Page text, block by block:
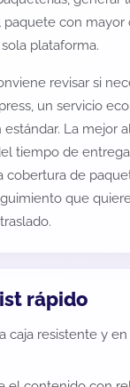
paquete con mayor
plataforma.
revisar si
un servicio
estándar. La mejor
tiempo de
cobertura de
que
rápido
caja resistente y